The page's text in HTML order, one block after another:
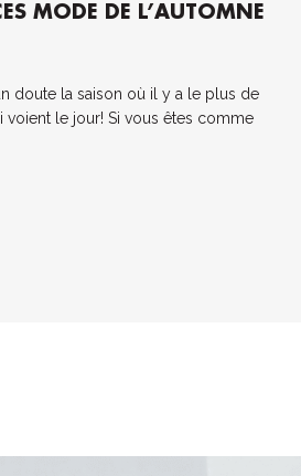
MODE DE L’AUTOMNE
doute la saison où il y a le plus de
voient le jour! Si vous êtes comme